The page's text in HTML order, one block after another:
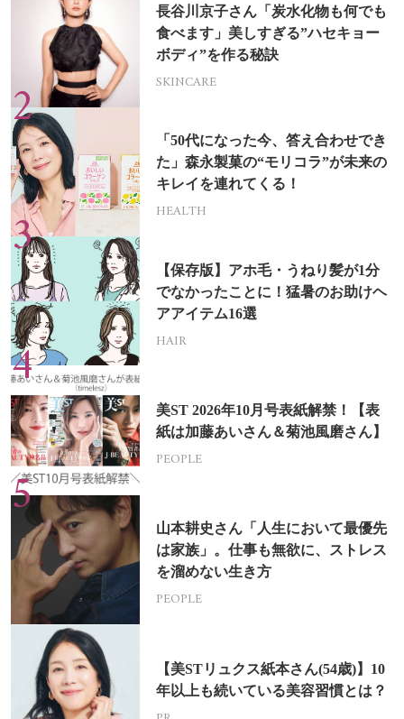
長谷川京子さん「炭水化物も何でも
食べます」美しすぎる”ハセキョー
ボディ”を作る秘訣
SKINCARE
「50代になった今、答え合わせでき
た」森永製菓の“モリコラ”が未来の
キレイを連れてくる！
HEALTH
【保存版】アホ毛・うねり髪が1分
でなかったことに！猛暑のお助けヘ
アアイテム16選
HAIR
美ST 2026年10月号表紙解禁！【表
紙は加藤あいさん＆菊池風磨さん】
PEOPLE
山本耕史さん「人生において最優先
は家族」。仕事も無欲に、ストレス
を溜めない生き方
PEOPLE
【美STリュクス紙本さん(54歳)】10
年以上も続いている美容習慣とは？